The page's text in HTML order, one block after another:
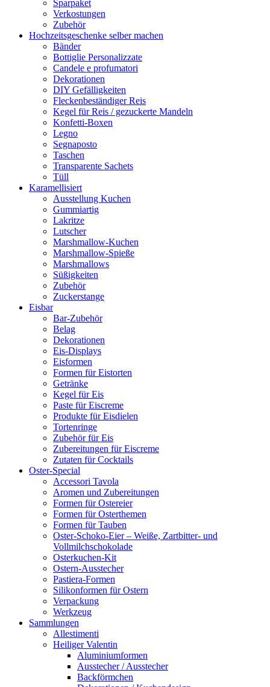
Sparpaket
Verkostungen
Zubehör
Hochzeitsgeschenke selber machen
Bänder
Bottiglie Personalizzate
Candele e profumatori
Dekorationen
DIY Gefälligkeiten
Fleckenbeständiger Reis
Kegel für Reis / gezuckerte Mandeln
Konfetti-Boxen
Legno
Segnaposto
Taschen
Transparente Sachets
Tüll
Karamellisiert
Ausstellung Kuchen
Gummiartig
Lakritze
Lutscher
Marshmallow-Kuchen
Marshmallow-Spieße
Marshmallows
Süßigkeiten
Zubehör
Zuckerstange
Eisbar
Bar-Zubehör
Belag
Dekorationen
Eis-Displays
Eisformen
Formen für Eistorten
Getränke
Kegel für Eis
Paste für Eiscreme
Produkte für Eisdielen
Tortenringe
Zubehör für Eis
Zubereitungen für Eiscreme
Zutaten für Cocktails
Oster-Special
Accessori Tavola
Aromen und Zubereitungen
Formen für Ostereier
Formen für Osterthemen
Formen für Tauben
Oster-Schoko-Eier – Weiße, Zartbitter- und
Vollmilchschokolade
Osterkuchen-Kit
Ostern-Ausstecher
Pastiera-Formen
Silikonformen für Ostern
Verpackung
Werkzeug
Sammlungen
Allestimenti
Heiliger Valentin
Aluminiumformen
Ausstecher / Ausstecher
Backförmchen